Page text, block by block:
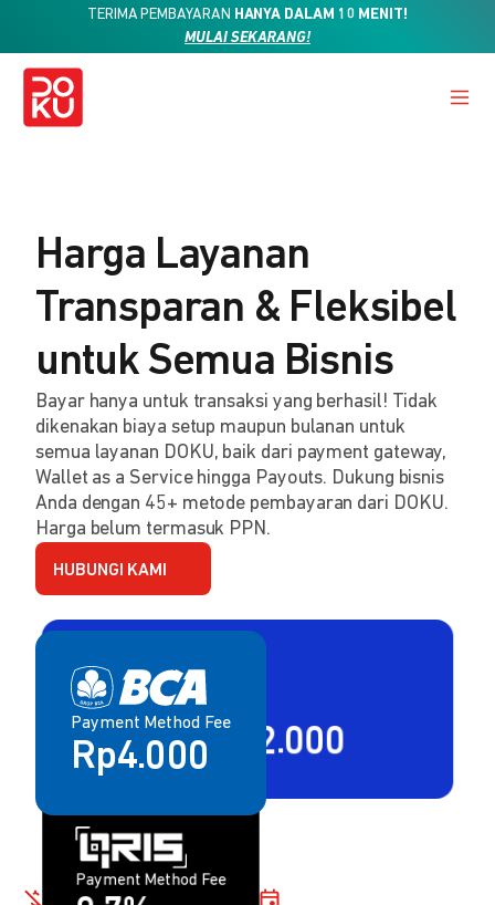
TERIMA PEMBAYARAN HANYA DALAM 10 MENIT!
MULAI SEKARANG!
Harga Layanan
Transparan & Fleksibel
untuk Semua Bisnis
Bayar hanya untuk transaksi yang berhasil! Tidak
dikenakan biaya setup maupun bulanan untuk
semua layanan DOKU, baik dari payment gateway,
Wallet as a Service hingga Payouts. Dukung bisnis
Anda dengan 45+ metode pembayaran dari DOKU.
Harga belum termasuk PPN.
HUBUNGI KAMI
Payment Method Fee
Rp4.000
Payment Method Fee
2,80% + Rp2.000
Payment Method Fee
Payment Method Fee